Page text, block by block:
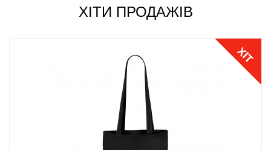
ХІТИ ПРОДАЖІВ
ХІТ